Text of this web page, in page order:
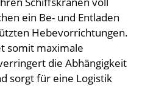
ein Be- und Entladen
Hebevorrichtungen.
somit maximale
die Abhängigkeit
sorgt für eine Logistik